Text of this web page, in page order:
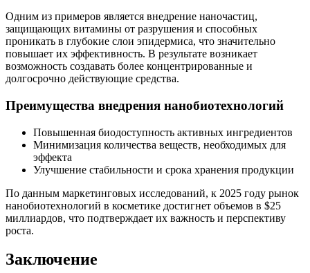
Одним из примеров является внедрение наночастиц,
защищающих витамины от разрушения и способных
проникать в глубокие слои эпидермиса, что значительно
повышает их эффективность. В результате возникает
возможность создавать более концентрированные и
долгосрочно действующие средства.
Преимущества внедрения нанобиотехнологий
Повышенная биодоступность активных ингредиентов
Минимизация количества веществ, необходимых для
эффекта
Улучшение стабильности и срока хранения продукции
По данным маркетинговых исследований, к 2025 году рынок
нанобиотехнологий в косметике достигнет объемов в $25
миллиардов, что подтверждает их важность и перспективу
роста.
Заключение